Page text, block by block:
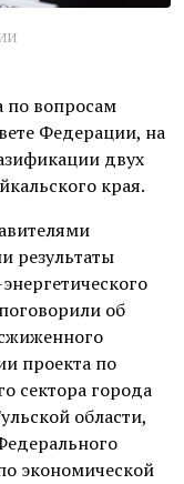
по вопросам
Федерации, на
двух
края.
результаты
об
проекта по
сектора города
области,
экономической